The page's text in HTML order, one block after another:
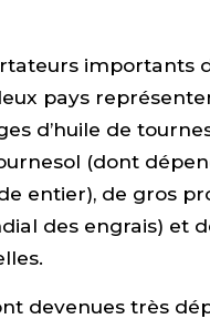
importants
pays
d’huile de
(dont
entier), de gros
des engrais) et
devenues très